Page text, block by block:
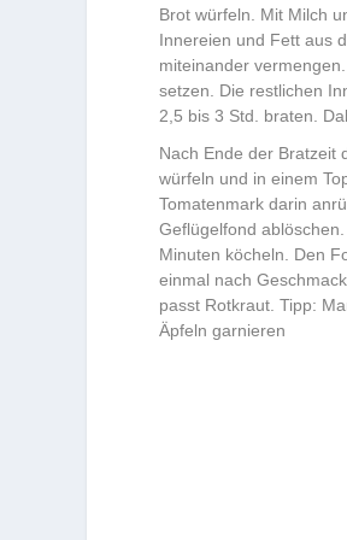
Brot würfeln. Mit Milch
Innereien und Fett aus
miteinander
setzen. Die restlichen
2,5 bis 3 Std. braten.
Nach Ende der Bratzeit
würfeln und in einem
Tomatenmark darin
Geflügelfond
Minuten köcheln. Den
einmal nach
passt Rotkraut. Tipp:
Äpfeln garnieren